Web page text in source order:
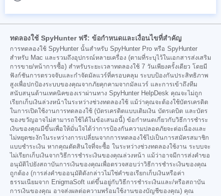
ทดลองใช้ SpyHunter ฟรี: ข้อกำหนดและเงื่อนไขที่สำคัญ
การทดลองใช้ SpyHunter นั้นสำหรับ SpyHunter Pro หรือ SpyHunter
สำหรับ Mac และรวมถึงอุปกรณ์หลายเครื่อง (ตามที่ระบุไว้ในเอกสารส่งเสริม
การขาย/หน้าการซื้อ) สำหรับระยะเวลาทดลองใช้ 7 วันเพียงครั้งเดียว โดยมี
ฟังก์ชันการตรวจจับและกำจัดมัลแวร์ที่ครอบคลุม ระบบป้องกันประสิทธิภาพ
สูงเพื่อปกป้องระบบของคุณจากภัยคุกคามจากมัลแวร์ และการเข้าถึงทีม
สนับสนุนด้านเทคนิคของเราผ่านทาง SpyHunter HelpDesk คุณจะไม่ถูก
เรียกเก็บเงินล่วงหน้าในระหว่างช่วงทดลองใช้ แม้ว่าคุณจะต้องใช้บัตรเครดิต
ในการเปิดใช้งานการทดลองใช้ (บัตรเครดิตแบบเติมเงิน บัตรเดบิต และบัตร
ของขวัญอาจไม่สามารถใช้ได้ในข้อเสนอนี้) ข้อกำหนดเกี่ยวกับวิธีการชำระ
เงินของคุณมีขึ้นเพื่อให้มั่นใจได้ว่าการป้องกันความปลอดภัยจะต่อเนื่องและ
ไม่หยุดชะงักในระหว่างการเปลี่ยนจากการทดลองใช้ไปเป็นการสมัครสมาชิก
แบบชำระเงิน หากคุณตัดสินใจที่จะซื้อ ในระหว่างช่วงทดลองใช้งาน ระบบจะ
ไม่เรียกเก็บเงินจากวิธีการชำระเงินของคุณล่วงหน้า แม้ว่าอาจมีการส่งคำขอ
อนุมัติไปยังสถาบันการเงินของคุณเพื่อตรวจสอบว่าวิธีการชำระเงินของคุณ
ถูกต้อง (การส่งคำขออนุมัติดังกล่าวไม่ใช่คำขอเรียกเก็บเงินหรือค่า
ธรรมเนียมจาก EnigmaSoft แต่ขึ้นอยู่กับวิธีการชำระเงินและ/หรือสถาบัน
การเงินของคุณ อาจส่งผลต่อความพร้อมใช้งานของบัญชีของคุณ) คุณ